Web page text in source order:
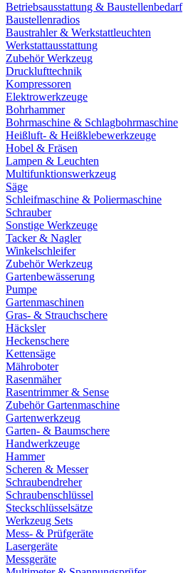
Betriebsausstattung & Baustellenbedarf
Baustellenradios
Baustrahler & Werkstattleuchten
Werkstattausstattung
Zubehör Werkzeug
Drucklufttechnik
Kompressoren
Elektrowerkzeuge
Bohrhammer
Bohrmaschine & Schlagbohrmaschine
Heißluft- & Heißklebewerkzeuge
Hobel & Fräsen
Lampen & Leuchten
Multifunktionswerkzeug
Säge
Schleifmaschine & Poliermaschine
Schrauber
Sonstige Werkzeuge
Tacker & Nagler
Winkelschleifer
Zubehör Werkzeug
Gartenbewässerung
Pumpe
Gartenmaschinen
Gras- & Strauchschere
Häcksler
Heckenschere
Kettensäge
Mähroboter
Rasenmäher
Rasentrimmer & Sense
Zubehör Gartenmaschine
Gartenwerkzeug
Garten- & Baumschere
Handwerkzeuge
Hammer
Scheren & Messer
Schraubendreher
Schraubenschlüssel
Steckschlüsselsätze
Werkzeug Sets
Mess- & Prüfgeräte
Lasergeräte
Messgeräte